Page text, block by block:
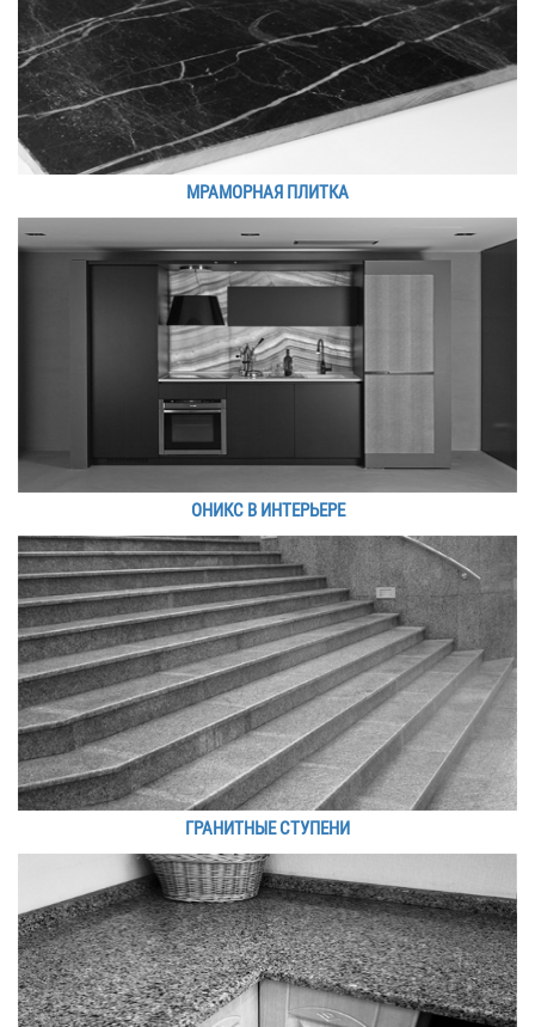
МРАМОРНАЯ ПЛИТКА
ОНИКС В ИНТЕРЬЕРЕ
ГРАНИТНЫЕ СТУПЕНИ